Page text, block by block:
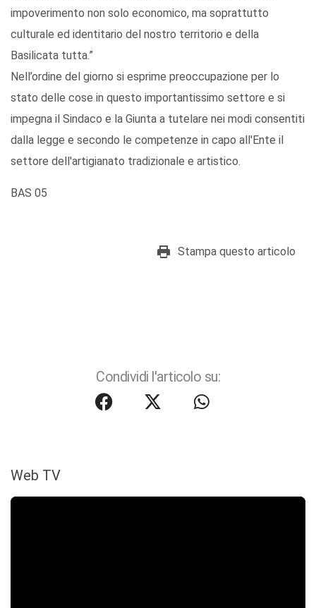
impoverimento non solo economico, ma soprattutto
culturale ed identitario del nostro territorio e della
Basilicata tutta.”
Nell’ordine del giorno si esprime preoccupazione per lo
stato delle cose in questo importantissimo settore e si
impegna il Sindaco e la Giunta a tutelare nei modi consentiti
dalla legge e secondo le competenze in capo all'Ente il
settore dell'artigianato tradizionale e artistico.
BAS 05
Stampa questo articolo
Condividi l'articolo su:
Web TV